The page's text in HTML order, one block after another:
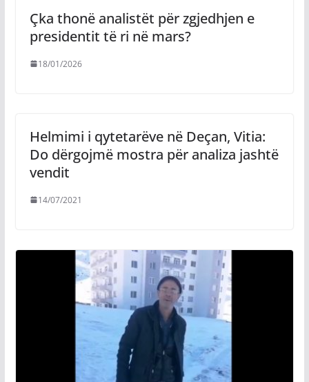
Çka thonë analistët për zgjedhjen e
presidentit të ri në mars?
18/01/2026
Helmimi i qytetarëve në Deçan, Vitia:
Do dërgojmë mostra për analiza jashtë
vendit
14/07/2021